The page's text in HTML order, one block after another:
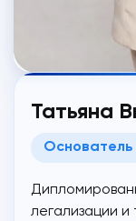
Татьяна
Основатель
легализации